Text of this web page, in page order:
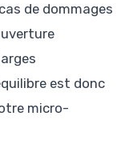
de dommages
est donc
micro-